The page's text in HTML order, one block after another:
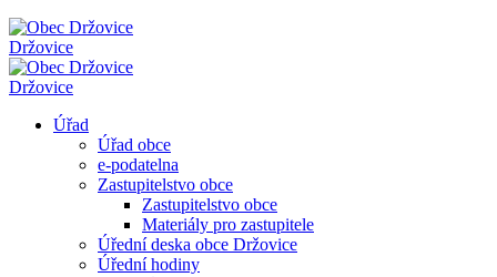
Držovice
Držovice
Úřad
Úřad obce
e-podatelna
Zastupitelstvo obce
Zastupitelstvo obce
Materiály pro zastupitele
Úřední deska obce Držovice
Úřední hodiny